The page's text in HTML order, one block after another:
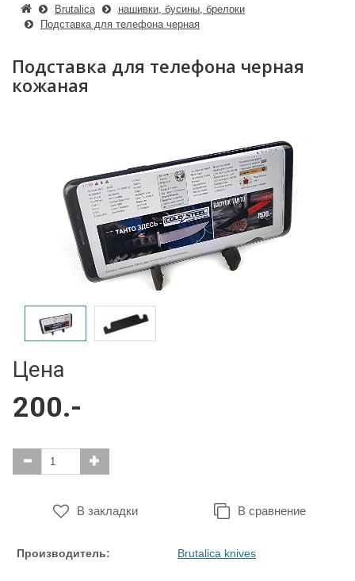
Brutalica
нашивки, бусины, брелоки
Подставка для телефона черная
Подставка для телефона черная
кожаная
Цена
200.-
В закладки В сравнение
Производитель: Brutalica knives